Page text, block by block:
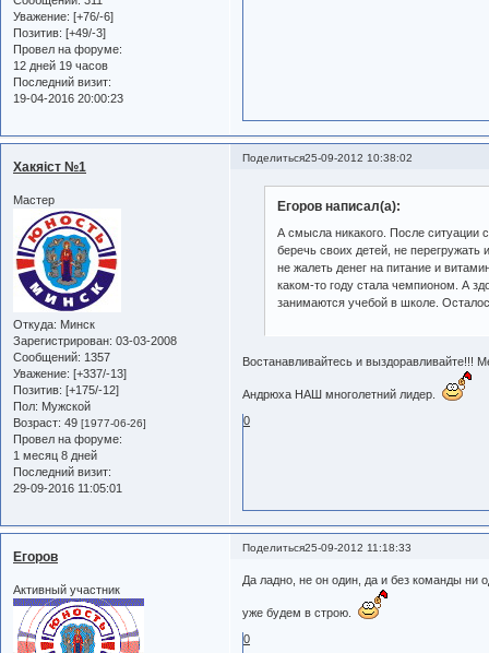
Уважение: [+76/-6]
Позитив: [+49/-3]
Провел на форуме:
12 дней 19 часов
Последний визит:
19-04-2016 20:00:23
Поделиться25-09-2012 10:38:02
Хакяiст №1
Мастер
Откуда: Минск
Зарегистрирован: 03-03-2008
Сообщений: 1357
Уважение: [+337/-13]
Позитив: [+175/-12]
Пол: Мужской
Возраст: 49 [1977-06-26]
Провел на форуме:
1 месяц 8 дней
Последний визит:
29-09-2016 11:05:01
Егоров написал(а):
А смысла никакого. После ситуации
беречь своих детей, не перегружать
не жалеть денег на питание и
каком-то году стала чемпионом. А
занимаются учебой в школе.
Востанавливайтесь и выздоравливайте!!!
Андрюха НАШ многолетний лидер.
0
Поделиться25-09-2012 11:18:33
Егоров
Активный участник
Да ладно, не он один, да и без команды ни
уже будем в строю.
0